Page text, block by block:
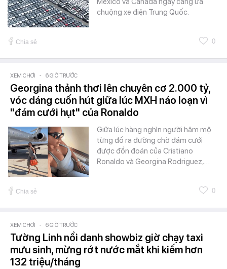
chuộng xe điện Trung Quốc.
Chia sẻ 0
XEM CHƠI - 6 GIỜ TRƯỚC
Georgina thảnh thơi lên chuyên cơ 2.000 tỷ,
vóc dáng cuốn hút giữa lúc MXH náo loạn vì
"đám cưới hụt" của Ronaldo
Giữa lúc hàng nghìn người hâm mộ
từng đổ ra đường chờ đám cưới
được đồn đoán của Cristiano
Ronaldo và Georgina Rodriguez,…
Chia sẻ 0
XEM CHƠI - 6 GIỜ TRƯỚC
Tường Linh nổi danh showbiz giờ chạy taxi
mưu sinh, mừng rớt nước mắt khi kiếm hơn
132 triệu/tháng